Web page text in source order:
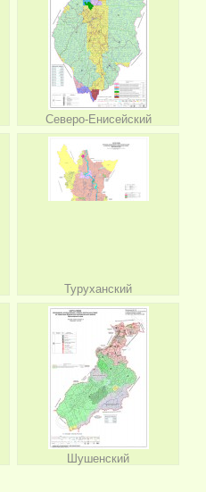
Северо-Енисейский
Туруханский
Шушенский